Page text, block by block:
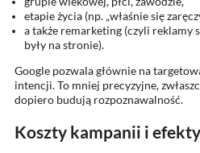
etapie życia (np. „właśnie się
a także remarketing (czyli reklamy
były na stronie).
Google pozwala głównie na
intencji. To mniej precyzyjne,
dopiero budują rozpoznawalność.
Koszty kampanii i